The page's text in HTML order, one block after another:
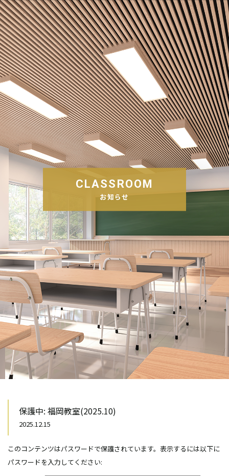
CLASSROOM
お知らせ
保護中: 福岡教室(2025.10)
2025.12.15
このコンテンツはパスワードで保護されています。表示するには以下に
パスワードを入力してください: